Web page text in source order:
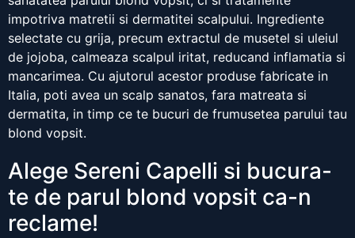
impotriva matretii si dermatitei scalpului. Ingrediente
selectate cu grija, precum extractul de musetel si uleiul
de jojoba, calmeaza scalpul iritat, reducand inflamatia si
mancarimea. Cu ajutorul acestor produse fabricate in
Italia, poti avea un scalp sanatos, fara matreata si
dermatita, in timp ce te bucuri de frumusetea parului tau
blond vopsit.
Alege Sereni Capelli si bucura-
te de parul blond vopsit ca-n
reclame!